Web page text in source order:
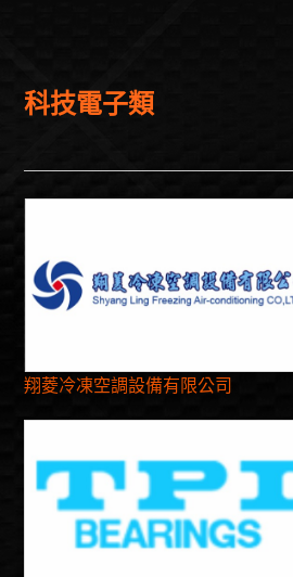
科技電子類
翔菱冷凍空調設備有限公司